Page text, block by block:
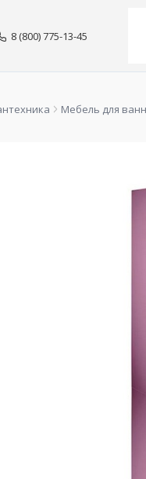
8 (800) 775-13-45
Мебель для